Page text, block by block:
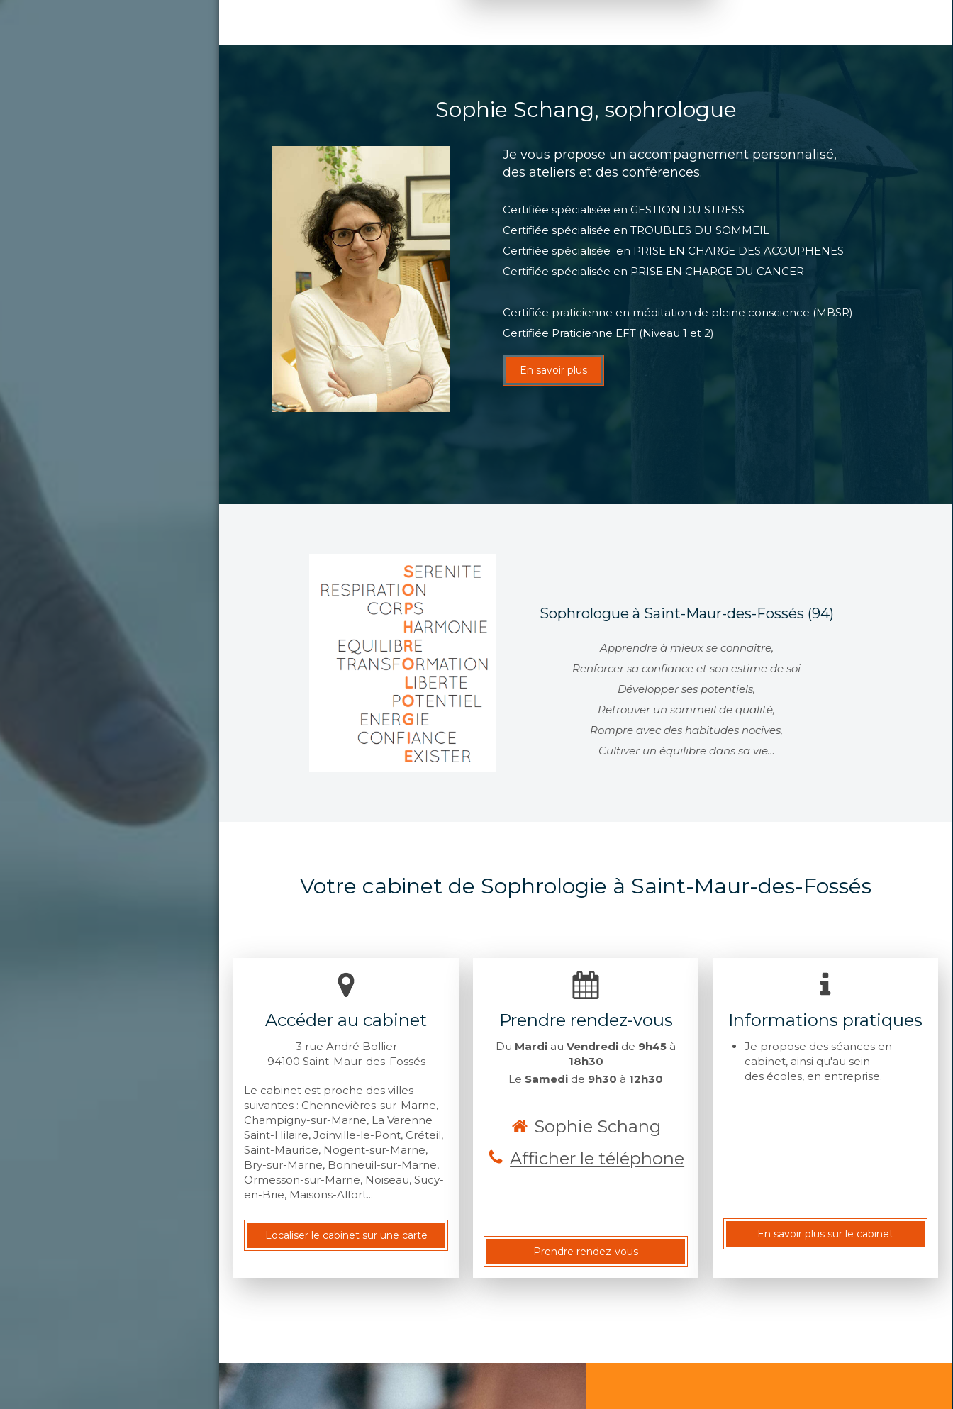
Sophie Schang, sophrologue
Je vous propose un accompagnement personnalisé,
des ateliers et des conférences.
Certifiée spécialisée en GESTION DU STRESS
Certifiée spécialisée en TROUBLES DU SOMMEIL
Certifiée spécialisée en PRISE EN CHARGE DES ACOUPHENES
Certifiée spécialisée en PRISE EN CHARGE DU CANCER
Certifiée praticienne en méditation de pleine conscience (MBSR)
Certifiée Praticienne EFT (Niveau 1 et 2)
En savoir plus
Sophrologue à Saint-Maur-des-Fossés (94)
Apprendre à mieux se connaître,
Renforcer sa confiance et son estime de soi
Développer ses potentiels,
Retrouver un sommeil de qualité,
Rompre avec des habitudes nocives,
Cultiver un équilibre dans sa vie…
Votre cabinet de Sophrologie à Saint-Maur-des-Fossés
Accéder au cabinet
3 rue André Bollier
94100 Saint-Maur-des-Fossés
Le cabinet est proche des villes
suivantes : Chennevières-sur-Marne,
Champigny-sur-Marne, La Varenne
Saint-Hilaire, Joinville-le-Pont, Créteil,
Saint-Maurice, Nogent-sur-Marne,
Bry-sur-Marne, Bonneuil-sur-Marne,
Ormesson-sur-Marne, Noiseau, Sucy-
en-Brie, Maisons-Alfort...
Localiser le cabinet sur une carte
Prendre rendez-vous
Du Mardi auVendredi de 9h45 à
18h30
Le Samedi de 9h30 à 12h30
Sophie Schang
Afficher le téléphone
Prendre rendez-vous
Informations pratiques
Je propose des séances en
cabinet, ainsi qu'au sein
des écoles, en entreprise.
En savoir plus sur le cabinet